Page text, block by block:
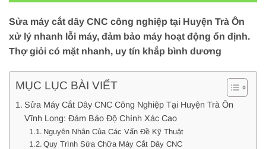
Sửa máy cắt dây CNC công nghiệp tại Huyện Trà Ôn
xử lý nhanh lỗi máy, đảm bảo máy hoạt động ổn định.
Thợ giỏi có mặt nhanh, uy tín khắp bình dương
MỤC LỤC BÀI VIẾT
Sửa Máy Cắt Dây CNC Công Nghiệp Tại Huyện Trà Ôn
Vĩnh Long: Đảm Bảo Độ Chính Xác Cao
Nguyên Nhân Của Các Vấn Đề Kỹ Thuật
Quy Trình Sửa Chữa Máy Cắt Dây CNC